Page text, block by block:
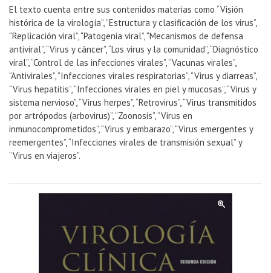
El texto cuenta entre sus contenidos materias como “Visión
histórica de la virología”, “Estructura y clasificación de los virus”,
“Replicación viral”, “Patogenia viral”, “Mecanismos de defensa
antiviral”, “Virus y cáncer”, “Los virus y la comunidad”, “Diagnóstico
viral”, “Control de las infecciones virales”, “Vacunas virales”,
“Antivirales”, “Infecciones virales respiratorias”, “Virus y diarreas”,
“Virus hepatitis”, “Infecciones virales en piel y mucosas”, “Virus y
sistema nervioso”, “Virus herpes”, “Retrovirus”, “Virus transmitidos
por artrópodos (arbovirus)”, “Zoonosis”, “Virus en
inmunocomprometidos”, “Virus y embarazo”, “Virus emergentes y
reemergentes”, “Infecciones virales de transmisión sexual” y
“Virus en viajeros”.